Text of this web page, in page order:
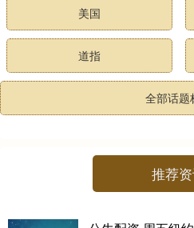
美国
道指
全部话题
推荐